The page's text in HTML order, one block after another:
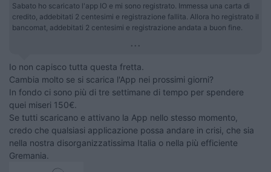
Sabato ho scaricato l'app IO e mi sono registrato. Immessa una carta di
credito, addebitati 2 centesimi e registrazione fallita. Allora ho registrato il
bancomat, addebitati 2 centesimi e registrazione andata a buon fine.
...
Io non capisco tutta questa fretta.
Cambia molto se si scarica l'App nei prossimi giorni?
In fondo ci sono più di tre settimane di tempo per spendere
quei miseri 150€.
Se tutti scaricano e attivano la App nello stesso momento,
credo che qualsiasi applicazione possa andare in crisi, che sia
nella nostra disorganizzatissima Italia o nella più efficiente
Gremania.